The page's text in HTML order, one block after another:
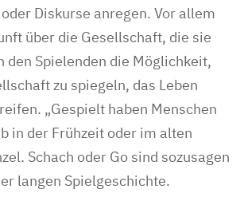
Diskurse anregen. Vor allem
über die Gesellschaft, die sie
den Spielenden die Möglichkeit,
zu spiegeln, das Leben
„Gespielt haben Menschen
in der Frühzeit oder im alten
Schach oder Go sind sozusagen
langen Spielgeschichte.